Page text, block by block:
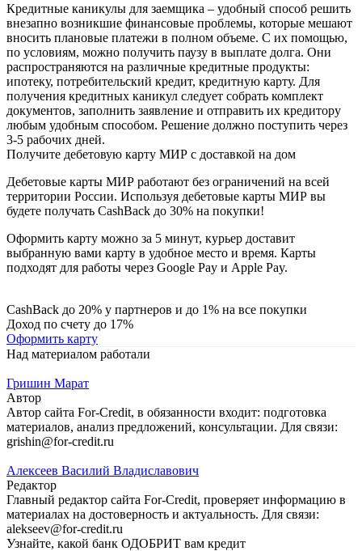
Кредитные каникулы для заемщика – удобный способ решить
внезапно возникшие финансовые проблемы, которые мешают
вносить плановые платежи в полном объеме. С их помощью,
по условиям, можно получить паузу в выплате долга. Они
распространяются на различные кредитные продукты:
ипотеку, потребительский кредит, кредитную карту. Для
получения кредитных каникул следует собрать комплект
документов, заполнить заявление и отправить их кредитору
любым удобным способом. Решение должно поступить через
3-5 рабочих дней.
Получите дебетовую карту МИР с доставкой на дом
Дебетовые карты МИР работают без ограничений на всей
территории России. Используя дебетовые карты МИР вы
будете получать CashBack до 30% на покупки!
Оформить карту можно за 5 минут, курьер доставит
выбранную вами карту в удобное место и время. Карты
подходят для работы через Google Pay и Apple Pay.
CashBack до 20% у партнеров и до 1% на все покупки
Доход по счету до 17%
Оформить карту
Над материалом работали
Гришин Марат
Автор
Автор сайта For-Credit, в обязанности входит: подготовка
материалов, анализ предложений, консультации. Для связи:
grishin@for-credit.ru
Алексеев Василий Владиславович
Редактор
Главный редактор сайта For-Credit, проверяет информацию в
материалах на достоверность и актуальность. Для связи:
alekseev@for-credit.ru
Узнайте, какой банк ОДОБРИТ вам кредит